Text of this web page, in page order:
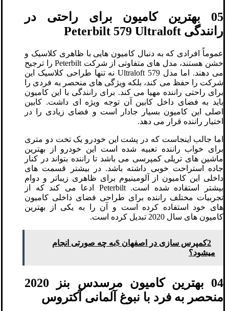
05 بهترین کامیون برای راحتی در
رانندگی Peterbilt 579 Ultraloft
عموماً افرادی که به دنبال کامیون هایی با ظاهری کلاسیک و
خشن هستند، مدل های متفاوتی از شرکت Peterbilt را ترجیح
می دهند. اما مدل 579 Ultraloft نه تنها طراحی کلاسیک این
شرکت را حفظ می کند، بلکه ویژگی های منحصر به فردی را
برای راحتی راننده مهیا می کند. برای رانندگی با این کامیون
باید به فضای داخل کابین آن توجه ویژه ای داشت. کابین
اصلی این کامیون بسیار جادار است و فضای زیادی را در
اختیار راننده قرار می دهد.
اما جالب اینجاست که در پشت این خودرو یک تخت دو متری
برای خواب راننده تعبیه شده است این خودرو از بهترین
ماشین های تریلی کمپرسی می باشد تا راننده بتواند در کنار
جاده استراحت خوبی داشته باشد. در بیشتر قسمت های
داخلی این کامیون از آلومینیوم برای ظاهری زیباتر و دوام
بیشتر استفاده شده است. Peterbilt ادعا می کند که از
تجربیات مختلف راننده برای طراحی فضای داخلی کامیون
های خود استفاده کرده است و آن را به یکی از بهترین
کامیون های سال 2020 تبدیل کرده است.
2کمپرس سازی در اصفهان $به چه صورتی انجام
میشود؟
04 بهترین کامیون مرسدس بنز 2020
منحصر به فرد با نبوغ آلمانی آکتروس